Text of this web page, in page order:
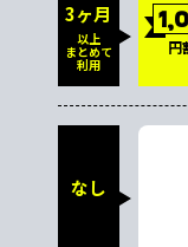
なし
3ヶ月
以上
まとめて
利用
円